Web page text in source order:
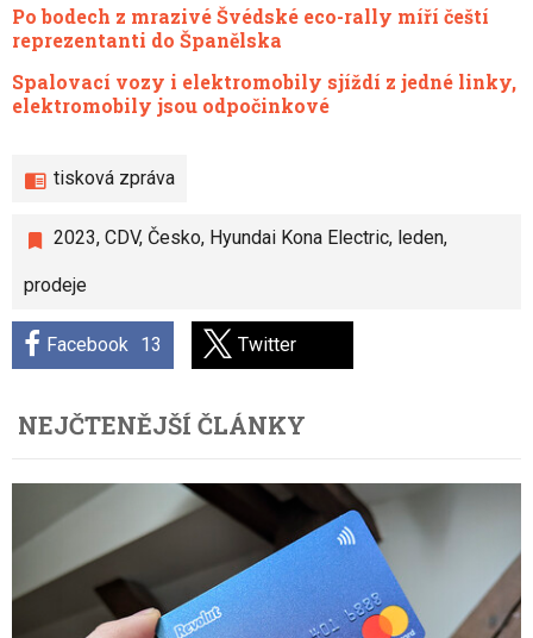
tisková zpráva
2023, CDV, Česko, Hyundai Kona Electric, leden,
prodeje
Facebook 13 Twitter
Po bodech z mrazivé Švédské eco-rally míří čeští
reprezentanti do Španělska
Spalovací vozy i elektromobily sjíždí z jedné linky,
elektromobily jsou odpočinkové
NEJČTENĚJŠÍ ČLÁNKY